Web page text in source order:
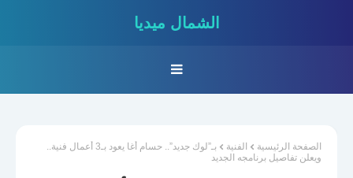
الشمال ميديا
الصفحة الرئيسية الفنية
بـ”لوك جديد”.. حسام أغا يعود بـ3 أعمال فنية..
ويعلن تفاصيل برنامجه الجديد